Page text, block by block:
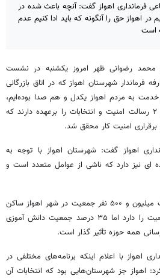
فرمانداری اهواز گفت: آنچه باعث شده در
در اهواز حق را آنگونه که باید ادا کنیم عدم
است
محمد رضوانی ظهر امروز یکشنبه در نشست
فرماندار شهرستان اهواز که در اتاق بازرگانی
خدمت به مردم اهواز یکدل و هم صدا بوده‌ایم،
اظهار کرد: فرمانداری‌ها در کشور ۲ رسالت امنیت و انتخابات را برعهده دارند که
برقراری امنیت کار محقق شد.
اهواز گفت: شهرستان اهواز با توجه به
ای نیز دارد که ناشی از عوامل متعدد است و
وی افزود: به رغم اینکه حدود یک میلیون و ۵۰۰ نفر جمعیت در شهر اهواز ساکن
هستند و کمتر از ۳۰ درصد جمعیت را دارد اما ۳۵ درصد جمعیت دانش آموزی
همه حوزه تأثیر گذار است.
اهواز با اعلام اینکه برنامه‌های مختلفی در
اهواز جز شهرستان‌هایی بود که انتخابات آن